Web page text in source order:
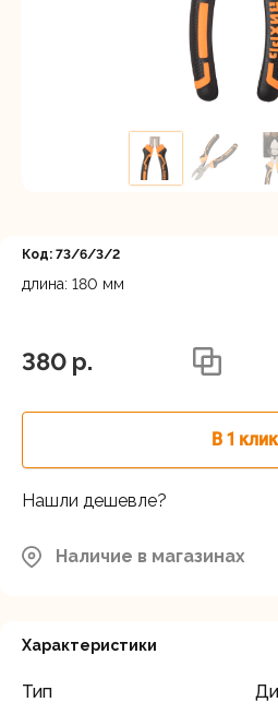
Код: 73/6/3/2
длина: 180 мм
380 p.
В 1 клик
Нашли дешевле?
Наличие в магазинах
Характеристики
Тип
Регистрация